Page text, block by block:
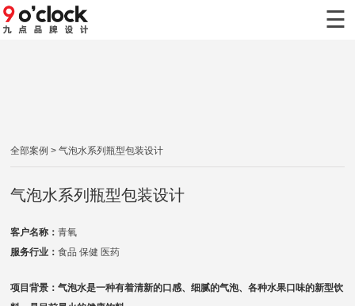
×
新闻动态
关于九点
☰
全部案例 > 气泡水系列瓶型包装设计
气泡水系列瓶型包装设计
客户名称：青氧
服务行业：食品 保健 医药
项目背景：气泡水是一种有着清新的口感、细腻的气泡、各种水果口味的新型饮